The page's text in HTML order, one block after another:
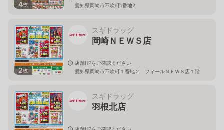
4枚
愛知県岡崎市不吹町1番地2
2枚
スギドラッグ
岡崎ＮＥＷＳ店
店舗HPをご確認ください
愛知県岡崎市不吹町１番地２ フィールＮＥＷＳ店１階
スギドラッグ
羽根北店
店舗HPをご確認ください